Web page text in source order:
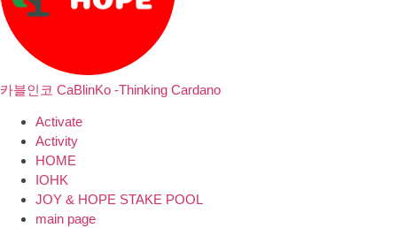
카블인코 CaBlinKo -Thinking Cardano
Activate
Activity
HOME
IOHK
JOY & HOPE STAKE POOL
main page